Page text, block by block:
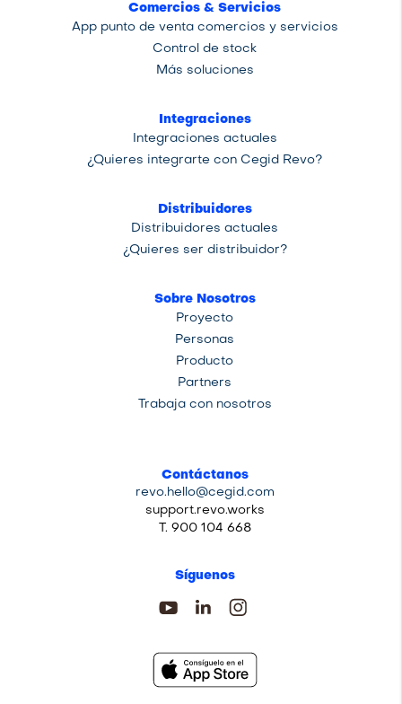
Comercios & Servicios
App punto de venta comercios y servicios
Control de stock
Más soluciones
Integraciones
Integraciones actuales
¿Quieres integrarte con Cegid Revo?
Distribuidores
Distribuidores actuales
¿Quieres ser distribuidor?
Sobre Nosotros
Proyecto
Personas
Producto
Partners
Trabaja con nosotros
Contáctanos
revo.hello@cegid.com
support.revo.works
T. 900 104 668
Síguenos